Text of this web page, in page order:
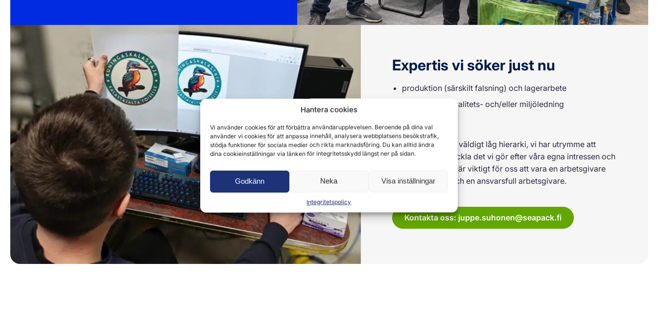
Hantera cookies
Vi använder cookies för att förbättra användarupplevelsen. Beroende på dina val
använder vi cookies för att anpassa innehåll, analysera webbplatsens besökstrafik,
stödja funktioner för sociala medier och rikta marknadsföring. Du kan alltid ändra
dina cookieinställningar via länken för integritetsskydd längst ner på sidan.
Godkänn Neka Visa inställningar
Integritetspolicy
Expertis vi söker just nu
produktion (särskilt falsning) och lagerarbete
en expert på kvalitets- och/eller miljöledning
Vi arbetar med en väldigt låg hierarki, vi har utrymme att
utveckla och utveckla det vi gör efter våra egna intressen och
kompetenser. Det är viktigt för oss att vara en arbetsgivare
på mindre orter och en ansvarsfull arbetsgivare.
Kontakta oss: juppe.suhonen@seapack.fi